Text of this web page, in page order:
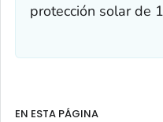
protección solar de
EN ESTA PÁGINA